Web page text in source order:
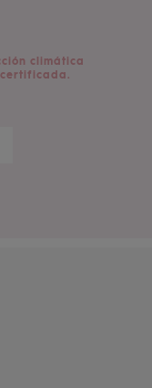
climática
certificada.